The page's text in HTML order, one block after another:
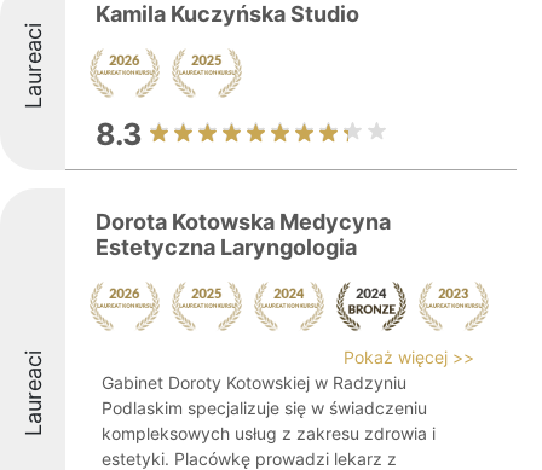
Laureaci
Kamila Kuczyńska Studio
8.3
Laureaci
Dorota Kotowska Medycyna
Estetyczna Laryngologia
Pokaż więcej >>
Gabinet Doroty Kotowskiej w Radzyniu
Podlaskim specjalizuje się w świadczeniu
kompleksowych usług z zakresu zdrowia i
estetyki. Placówkę prowadzi lekarz z